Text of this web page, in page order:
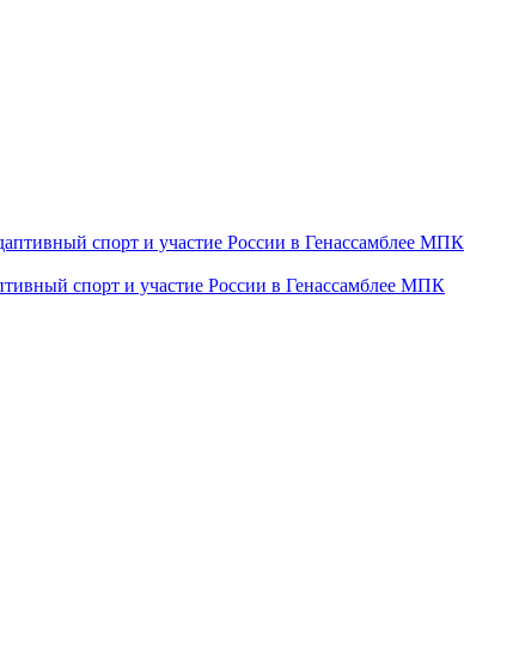
спорт и участие России в Генассамблее МПК